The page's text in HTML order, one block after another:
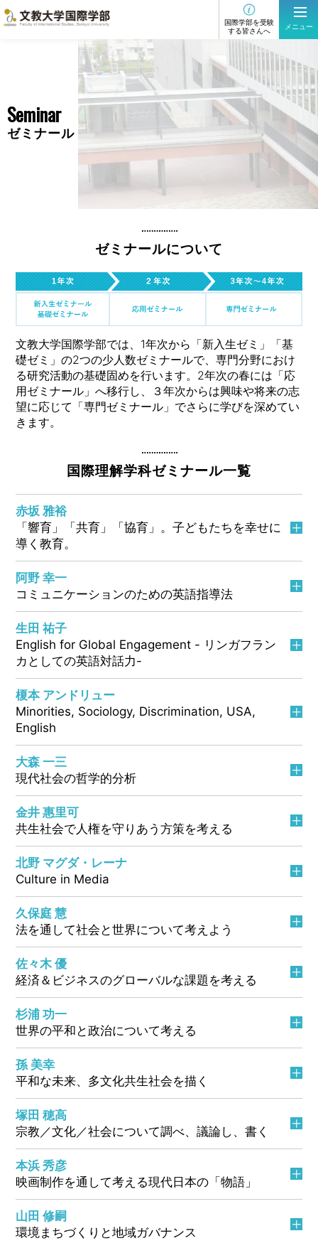
国際学部を受験
する皆さんへ
メニュー
Seminar
ゼミナール
ゼミナールについて
文教大学国際学部では、1年次から「新入生ゼミ」「基
礎ゼミ」の2つの少人数ゼミナールで、専門分野におけ
る研究活動の基礎固めを行います。2年次の春には「応
用ゼミナール」へ移行し、３年次からは興味や将来の志
望に応じて「専門ゼミナール」でさらに学びを深めてい
きます。
国際理解学科ゼミナール一覧
赤坂 雅裕
「響育」「共育」「協育」。子どもたちを幸せに
導く教育。
阿野 幸一
コミュニケーションのための英語指導法
生田 祐子
English for Global Engagement - リンガフラン
カとしての英語対話力-
榎本 アンドリュー
Minorities, Sociology, Discrimination, USA,
English
大森 一三
現代社会の哲学的分析
金井 惠里可
共生社会で人権を守りあう方策を考える
北野 マグダ・レーナ
Culture in Media
久保庭 慧
法を通して社会と世界について考えよう
佐々木 優
経済＆ビジネスのグローバルな課題を考える
杉浦 功一
世界の平和と政治について考える
孫 美幸
平和な未来、多文化共生社会を描く
塚田 穂高
宗教／文化／社会について調べ、議論し、書く
本浜 秀彦
映画制作を通して考える現代日本の「物語」
山田 修嗣
環境まちづくりと地域ガバナンス